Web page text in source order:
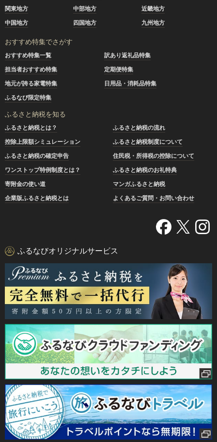
関東地方
中部地方
近畿地方
中国地方
四国地方 九州地方
おすすめ特集でさがす
おすすめ特集一覧
訳あり返礼品特集
担当者おすすめ特集
定期便特集
地元が誇る家電特集
日用品・消耗品特集
ふるなび限定特集
ふるさと納税を知る
ふるさと納税とは？
ふるさと納税の流れ
控除上限額シミュレーション
ふるさと納税制度について
ふるさと納税の確定申告
住民税・所得税の控除について
ワンストップ特例制度とは？
ふるさと納税のお礼特典
寄附金の使い道
マンガふるさと納税
企業版ふるさと納税とは
よくあるご質問・お問い合わせ
ふるなびオリジナルサービス